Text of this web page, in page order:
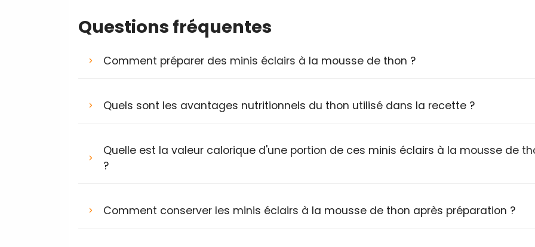
Questions fréquentes
Comment préparer des minis éclairs à la mousse de thon ?
Quels sont les avantages nutritionnels du thon utilisé dans la recette ?
Quelle est la valeur calorique d'une portion de ces minis éclairs à la mousse de
?
Comment conserver les minis éclairs à la mousse de thon après préparation ?